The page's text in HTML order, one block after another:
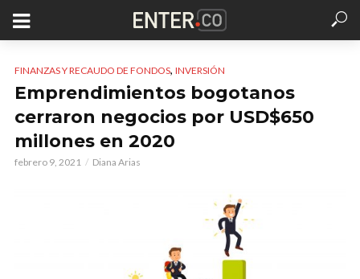
FINANZAS Y RECAUDO DE FONDOS, INVERSIÓN
Emprendimientos bogotanos
cerraron negocios por USD$650
millones en 2020
febrero 9, 2021 Diana Arias